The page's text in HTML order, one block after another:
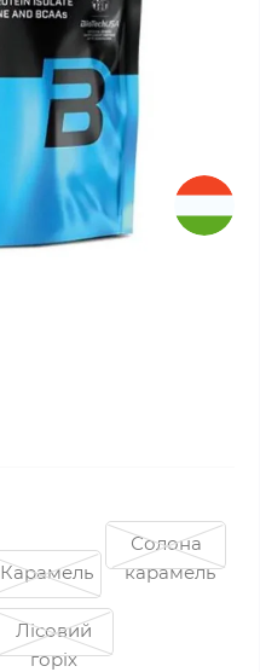
Карамель
Солона
карамель
Лісовий
горіх